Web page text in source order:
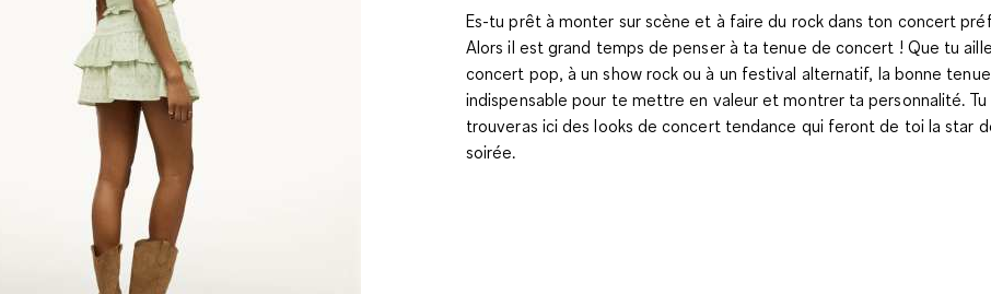
Es-tu prêt à monter sur scène et à faire du rock dans ton concert
Alors il est grand temps de penser à ta tenue de concert ! Que tu
concert pop, à un show rock ou à un festival alternatif, la bonne
indispensable pour te mettre en valeur et montrer ta personnalité. Tu
trouveras ici des looks de concert tendance qui feront de toi la star
soirée.